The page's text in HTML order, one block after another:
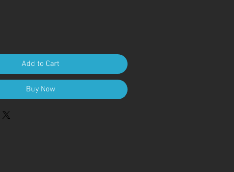
Add to Cart
Buy Now